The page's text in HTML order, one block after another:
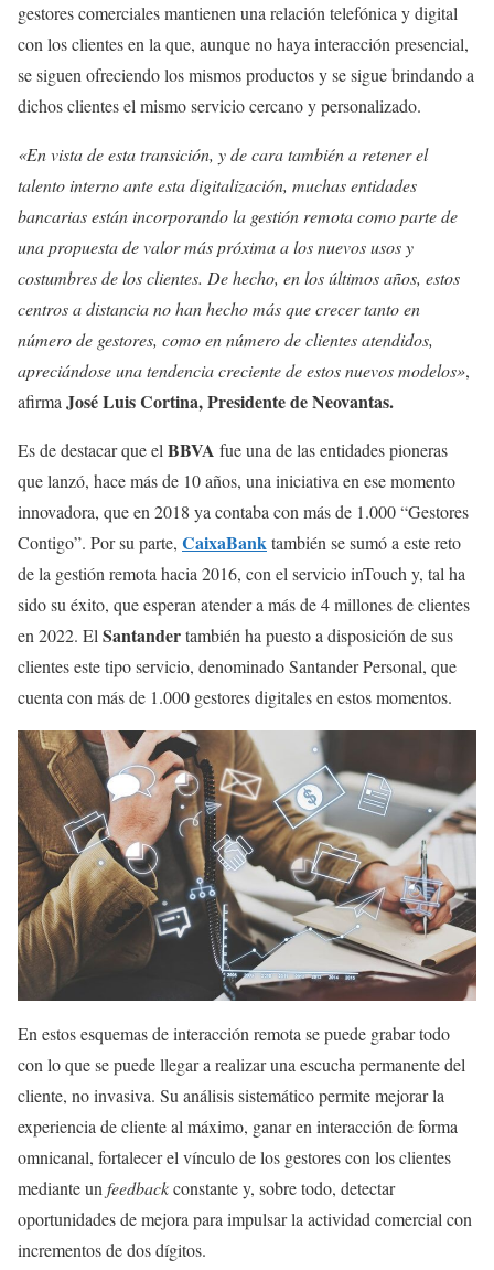
gestores comerciales mantienen una relación telefónica y digital
con los clientes en la que, aunque no haya interacción presencial,
se siguen ofreciendo los mismos productos y se sigue brindando a
dichos clientes el mismo servicio cercano y personalizado.
«En vista de esta transición, y de cara también a retener el
talento interno ante esta digitalización, muchas entidades
bancarias están incorporando la gestión remota como parte de
una propuesta de valor más próxima a los nuevos usos y
costumbres de los clientes. De hecho, en los últimos años, estos
centros a distancia no han hecho más que crecer tanto en
número de gestores, como en número de clientes atendidos,
apreciándose una tendencia creciente de estos nuevos modelos»,
afirma José Luis Cortina, Presidente de Neovantas.
Es de destacar que el BBVA fue una de las entidades pioneras
que lanzó, hace más de 10 años, una iniciativa en ese momento
innovadora, que en 2018 ya contaba con más de 1.000 “Gestores
Contigo”. Por su parte, CaixaBanktambién se sumó a este reto
de la gestión remota hacia 2016, con el servicio inTouch y, tal ha
sido su éxito, que esperan atender a más de 4 millones de clientes
en 2022. El Santandertambién ha puesto a disposición de sus
clientes este tipo servicio, denominado Santander Personal, que
cuenta con más de 1.000 gestores digitales en estos momentos.
En estos esquemas de interacción remota se puede grabar todo
con lo que se puede llegar a realizar una escucha permanente del
cliente, no invasiva. Su análisis sistemático permite mejorar la
experiencia de cliente al máximo, ganar en interacción de forma
omnicanal, fortalecer el vínculo de los gestores con los clientes
mediante unfeedbackconstante y, sobre todo, detectar
oportunidades de mejora para impulsar la actividad comercial con
incrementos de dos dígitos.